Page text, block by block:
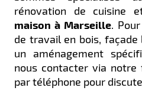
rénovation de cuisine
maison à Marseille.
de travail en bois,
un aménagement
nous contacter via notre
par téléphone pour